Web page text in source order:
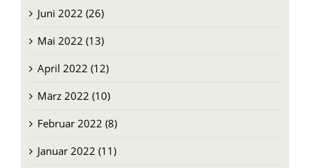
Juni 2022 (26)
Mai 2022 (13)
April 2022 (12)
März 2022 (10)
Februar 2022 (8)
Januar 2022 (11)